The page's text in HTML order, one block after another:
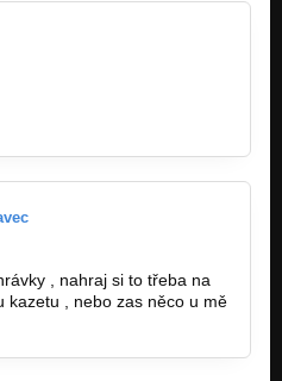
, nahraj si to třeba na
kazetu , nebo zas něco u mě